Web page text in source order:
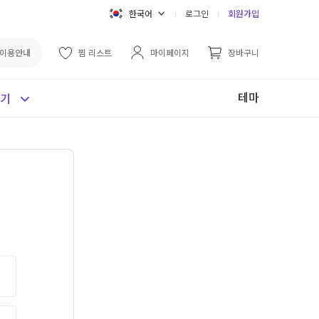
한국어 로그인 회원가입
이용안내 찜 리스트 마이페이지 장바구니
테마